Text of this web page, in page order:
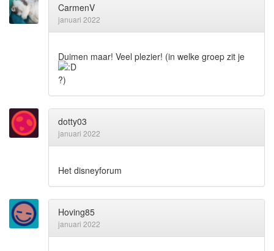
CarmenV
januari 2022
Duimen maar! Veel plezier! (in welke groep zit je
?)
dotty03
januari 2022
Het disneyforum
Hoving85
januari 2022